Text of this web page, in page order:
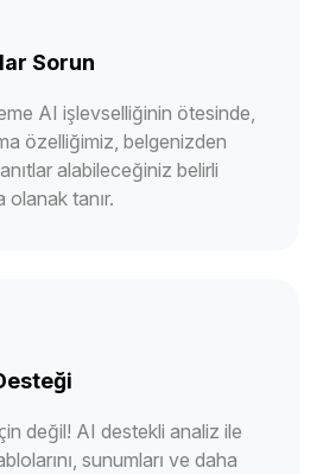
Sorun
AI işlevselliğinin ötesinde,
özelliğimiz, belgenizden
alabileceğiniz belirli
olanak tanır.
değil! AI destekli analiz ile
sunumları ve daha